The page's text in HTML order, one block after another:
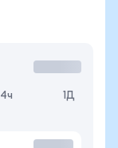
4ч 1Д